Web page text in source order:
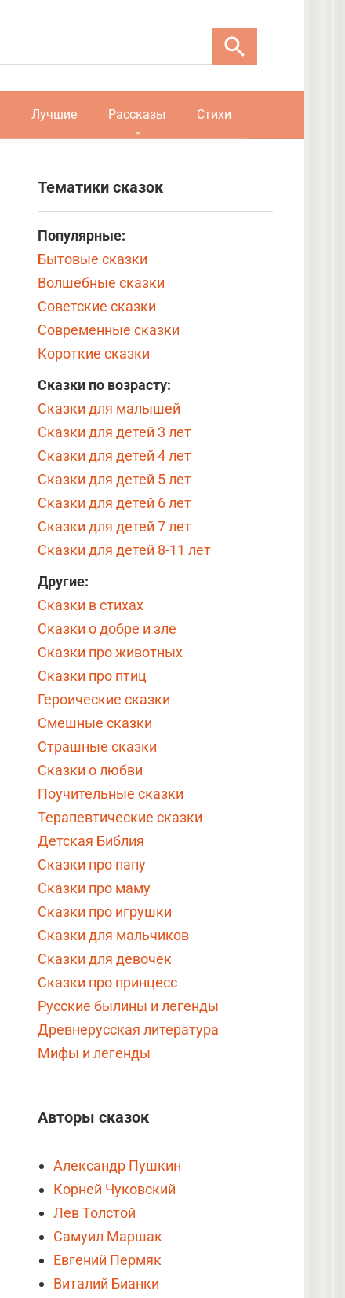
Лучшие Рассказы Стихи
Тематики сказок
Популярные:
Бытовые сказки
Волшебные сказки
Советские сказки
Современные сказки
Короткие сказки
Сказки по возрасту:
Сказки для малышей
Сказки для детей 3 лет
Сказки для детей 4 лет
Сказки для детей 5 лет
Сказки для детей 6 лет
Сказки для детей 7 лет
Сказки для детей 8-11 лет
Другие:
Сказки в стихах
Сказки о добре и зле
Сказки про животных
Сказки про птиц
Героические сказки
Смешные сказки
Страшные сказки
Сказки о любви
Поучительные сказки
Терапевтические сказки
Детская Библия
Сказки про папу
Сказки про маму
Сказки про игрушки
Сказки для мальчиков
Сказки для девочек
Сказки про принцесс
Русские былины и легенды
Древнерусская литература
Мифы и легенды
Авторы сказок
Александр Пушкин
Корней Чуковский
Лев Толстой
Самуил Маршак
Евгений Пермяк
Виталий Бианки